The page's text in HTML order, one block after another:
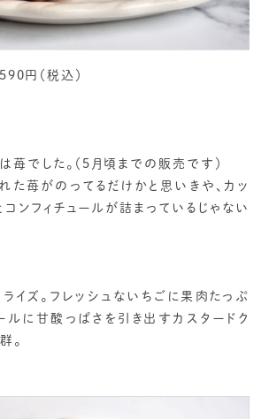
円（税込）
苺でした。（5月頃までの販売です）
た苺がのってるだけかと思いきや、カッ
コンフィチュールが詰まっているじゃない
イズ。フレッシュないちごに果肉たっぷ
ルに甘酸っぱさを引き出すカスタードク
。